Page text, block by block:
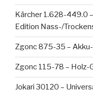
Kärcher 1.628-449.0
Edition Nass-/
Zgonc 875-35 –
Zgonc 115-78 – Holz-
Jokari 30120 –